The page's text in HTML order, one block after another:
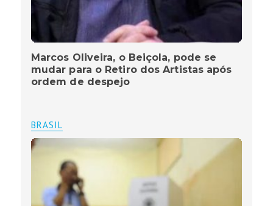
Marcos Oliveira, o Beiçola, pode se
mudar para o Retiro dos Artistas após
ordem de despejo
BRASIL